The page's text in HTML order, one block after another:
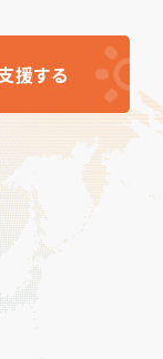
援する